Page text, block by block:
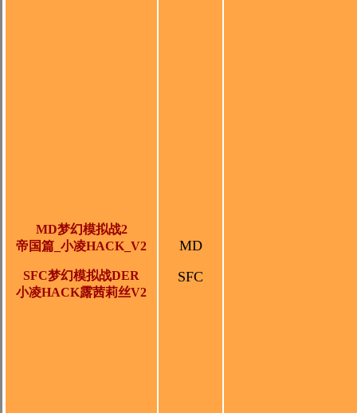
MD梦幻模拟战2
帝国篇_小凌HACK_V2
SFC梦幻模拟战DER
小凌HACK露茜莉丝V2
MD
SFC